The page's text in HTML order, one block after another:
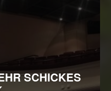
SCHICKES